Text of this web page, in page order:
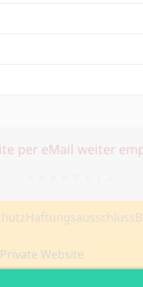
per eMail weiter
Haftungsausschluss
Private Website